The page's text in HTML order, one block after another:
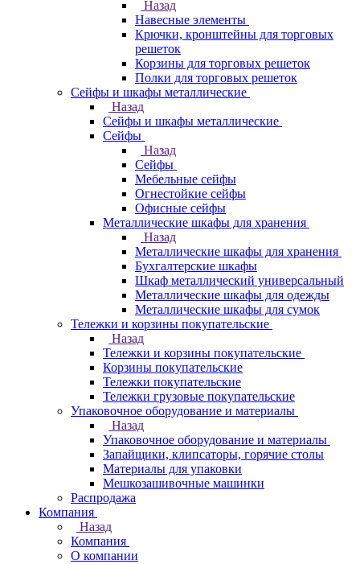
Назад
Навесные элементы
Крючки, кронштейны для торговых
решеток
Корзины для торговых решеток
Полки для торговых решеток
Сейфы и шкафы металлические
Назад
Сейфы и шкафы металлические
Сейфы
Назад
Сейфы
Мебельные сейфы
Огнестойкие сейфы
Офисные сейфы
Металлические шкафы для хранения
Назад
Металлические шкафы для хранения
Бухгалтерские шкафы
Шкаф металлический универсальный
Металлические шкафы для одежды
Металлические шкафы для сумок
Тележки и корзины покупательские
Назад
Тележки и корзины покупательские
Корзины покупательские
Тележки покупательские
Тележки грузовые покупательские
Упаковочное оборудование и материалы
Назад
Упаковочное оборудование и материалы
Запайщики, клипсаторы, горячие столы
Материалы для упаковки
Мешкозашивочные машинки
Распродажа
Компания
Назад
Компания
О компании